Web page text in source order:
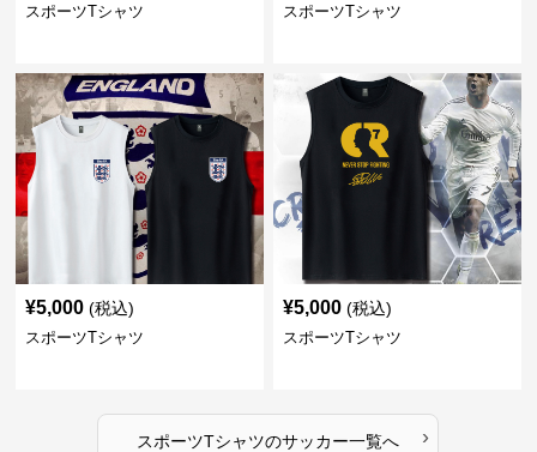
スポーツTシャツ スポーツTシャツ
¥5,000 (税込)
スポーツTシャツ
¥5,000 (税込)
スポーツTシャツ
スポーツTシャツのサッカー一覧へ ›